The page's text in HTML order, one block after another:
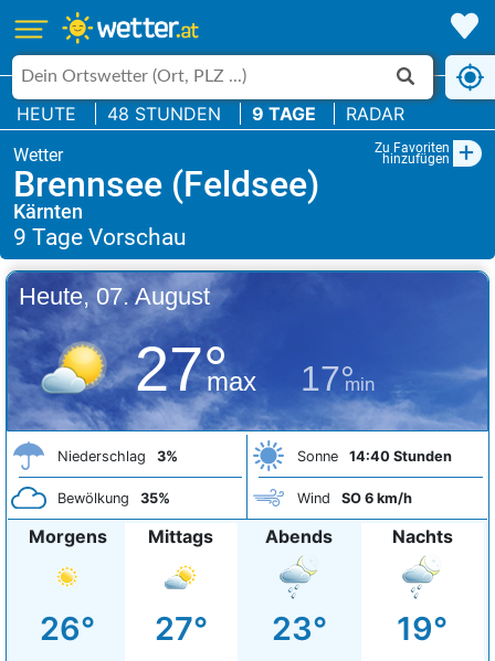
HEUTE 48 STUNDEN 9 TAGE RADAR
Zu Favoriten
hinzufügen +
Brennsee (Feldsee)
Kärnten
Heute, 07. August
27°
max 17°
min
Niederschlag 3%
Bewölkung 35%
Sonne 14:40 Stunden
Wind SO 6 km/h
Morgens
26°
Mittags
27°
Abends
23°
Nachts
19°